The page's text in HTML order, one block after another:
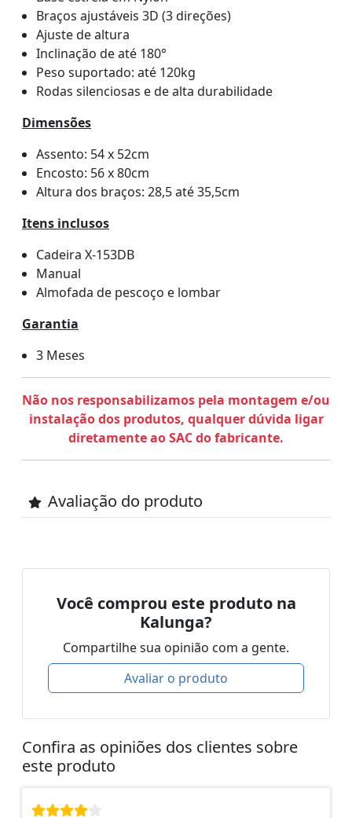
Braços ajustáveis 3D (3 direções)
Ajuste de altura
Inclinação de até 180°
Peso suportado: até 120kg
Rodas silenciosas e de alta durabilidade
Dimensões
Assento: 54 x 52cm
Encosto: 56 x 80cm
Altura dos braços: 28,5 até 35,5cm
Itens inclusos
Cadeira X-153DB
Manual
Almofada de pescoço e lombar
Garantia
3 Meses
Não nos responsabilizamos pela montagem e/ou
instalação dos produtos, qualquer dúvida ligar
diretamente ao SAC do fabricante.
Avaliação do produto
Você comprou este produto na
Kalunga?
Compartilhe sua opinião com a gente.
Avaliar o produto
Confira as opiniões dos clientes sobre
este produto